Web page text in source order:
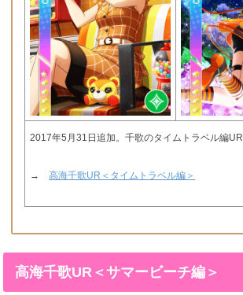
2017年5月31日追加。千歌のタイムトラベル編UR
→高海千歌UR＜タイムトラベル編＞
高海千歌UR＜サマービーチ編＞